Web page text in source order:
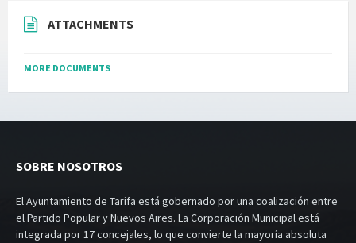
ATTACHMENTS
MORE DOCUMENTS
SOBRE NOSOTROS
El Ayuntamiento de Tarifa está gobernado por una coalización entre
el Partido Popular y Nuevos Aires. La Corporación Municipal está
integrada por 17 concejales, lo que convierte la mayoría absoluta